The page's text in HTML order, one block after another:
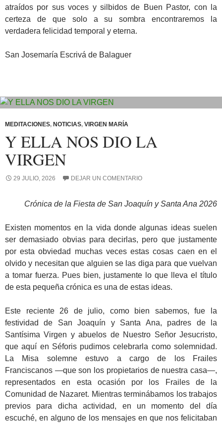
atraídos por sus voces y silbidos de Buen Pastor, con la
certeza de que solo a su sombra encontraremos la
verdadera felicidad temporal y eterna.
San Josemaría Escrivá de Balaguer
MEDITACIONES, NOTICIAS, VIRGEN MARÍA
Y ELLA NOS DIO LA
VIRGEN
29 JULIO, 2026 DEJAR UN COMENTARIO
Crónica de la Fiesta de San Joaquín y Santa Ana 2026
Existen momentos en la vida donde algunas ideas suelen
ser demasiado obvias para decirlas, pero que justamente
por esta obviedad muchas veces estas cosas caen en el
olvido y necesitan que alguien se las diga para que vuelvan
a tomar fuerza. Pues bien, justamente lo que lleva el título
de esta pequeña crónica es una de estas ideas.
Este reciente 26 de julio, como bien sabemos, fue la
festividad de San Joaquín y Santa Ana, padres de la
Santísima Virgen y abuelos de Nuestro Señor Jesucristo,
que aquí en Séforis pudimos celebrarla como solemnidad.
La Misa solemne estuvo a cargo de los Frailes
Franciscanos —que son los propietarios de nuestra casa—,
representados en esta ocasión por los Frailes de la
Comunidad de Nazaret. Mientras terminábamos los trabajos
previos para dicha actividad, en un momento del día
escuché, en alguno de los mensajes en que nos felicitaban